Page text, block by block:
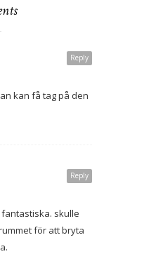
Reply
kan få tag på den
Reply
skulle
för att bryta